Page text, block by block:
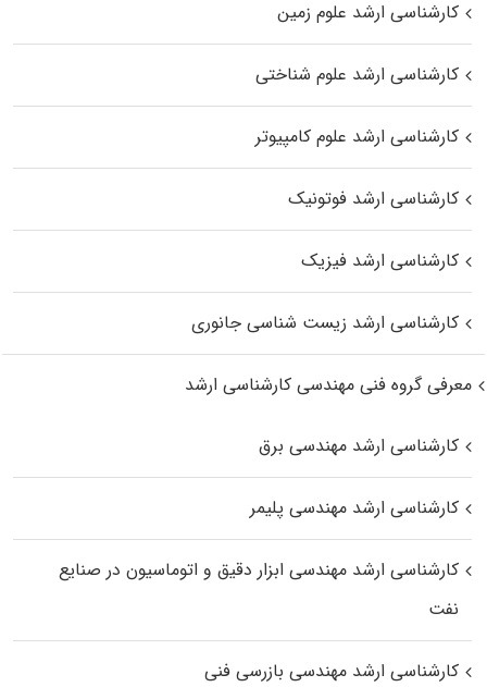
کارشناسی ارشد علوم زمین
کارشناسی ارشد علوم شناختی
کارشناسی ارشد علوم کامپیوتر
کارشناسی ارشد فوتونیک
کارشناسی ارشد فیزیک
کارشناسی ارشد زیست‌ شناسی جانوری
معرفی گروه فنی مهندسی کارشناسی ارشد
کارشناسی ارشد مهندسی برق
کارشناسی ارشد مهندسی پلیمر
کارشناسی ارشد مهندسی ابزار دقیق و اتوماسیون در صنایع
نفت
کارشناسی ارشد مهندسی بازرسی فنی